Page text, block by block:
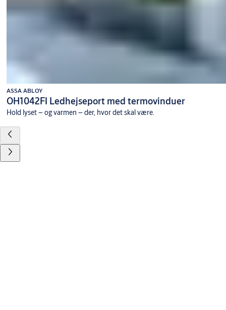
ASSA ABLOY
OH1042FI Ledhejseport med termovinduer
Hold lyset – og varmen – der, hvor det skal være.